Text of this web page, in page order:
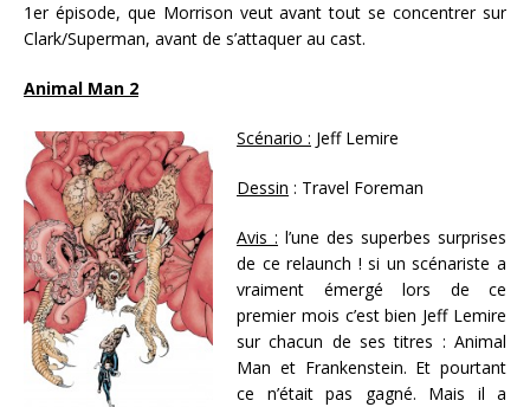
1er épisode, que Morrison veut avant tout se concentrer sur
Clark/Superman, avant de s’attaquer au cast.
Animal Man 2
Scénario : Jeff Lemire
Dessin : Travel Foreman
Avis : l’une des superbes surprises
de ce relaunch ! si un scénariste a
vraiment émergé lors de ce
premier mois c’est bien Jeff Lemire
sur chacun de ses titres : Animal
Man et Frankenstein. Et pourtant
ce n’était pas gagné. Mais il a